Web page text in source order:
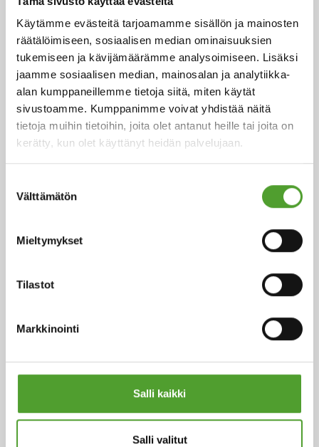
Käytämme evästeitä tarjoamamme sisällön ja mainosten
räätälöimiseen, sosiaalisen median ominaisuuksien
tukemiseen ja kävijämäärämme analysoimiseen. Lisäksi
jaamme sosiaalisen median, mainosalan ja analytiikka-
alan kumppaneillemme tietoja siitä, miten käytät
sivustoamme. Kumppanimme voivat yhdistää näitä
tietoja muihin tietoihin, joita olet antanut heille tai joita on
kerätty, kun olet käyttänyt heidän palvelujaan.
valinta
Välttämätön
Mieltymykset
Tilastot
Markkinointi
Salli kaikki
Salli valitut
Artikkeli
Mistä maku koostuu?
Maku on aistien luoma kokonaisvaikutelma syödyistä
hajun ja suutuntuman yhdistelmästä.
Lue lisää